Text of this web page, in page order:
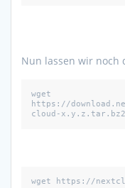
Nun lassen wir noch
wget
https://
wget https://